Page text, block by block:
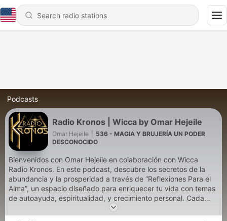
Podcasts
Radio Kronos | Wicca by Omar Hejeile
Omar Hejeile
536 - MAGIA Y BRUJERÍA UN PODER
DESCONOCIDO
Bienvenidos con Omar Hejeile en colaboración con Wicca
Radio Kronos. En este podcast, descubre los secretos de la
abundancia y la prosperidad a través de “Reflexiones Para el
Alma”, un espacio diseñado para enriquecer tu vida con temas
de autoayuda, espiritualidad, y crecimiento personal. Cada
episodio es un viaje hacia el misterio y lo desconocido:
exploramos rituales de abundancia, técnicas de prosperidad,